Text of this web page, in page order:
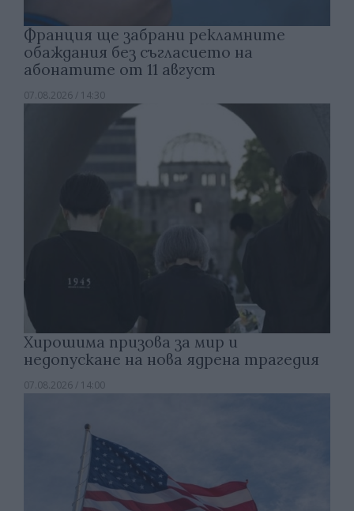
Франция ще забрани рекламните
обаждания без съгласието на
абонатите от 11 август
07.08.2026 / 14:30
Хирошима призова за мир и
недопускане на нова ядрена трагедия
07.08.2026 / 14:00